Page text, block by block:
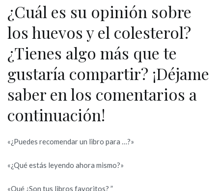
¿Cuál es su opinión sobre
los huevos y el colesterol?
¿Tienes algo más que te
gustaría compartir? ¡Déjame
saber en los comentarios a
continuación!
«¿Puedes recomendar un libro para …?»
«¿Qué estás leyendo ahora mismo?»
«Qué ¿Son tus libros favoritos? ”